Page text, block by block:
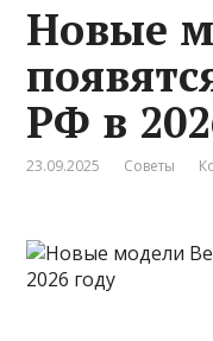
Новые
РФ в
23.09.2025 Советы